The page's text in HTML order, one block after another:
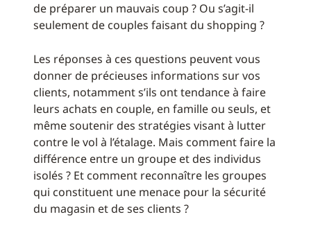
de préparer un mauvais coup ? Ou s’agit-il
seulement de couples faisant du shopping ?
Les réponses à ces questions peuvent vous
donner de précieuses informations sur vos
clients, notamment s’ils ont tendance à faire
leurs achats en couple, en famille ou seuls, et
même soutenir des stratégies visant à lutter
contre le vol à l’étalage. Mais comment faire la
différence entre un groupe et des individus
isolés ? Et comment reconnaître les groupes
qui constituent une menace pour la sécurité
du magasin et de ses clients ?